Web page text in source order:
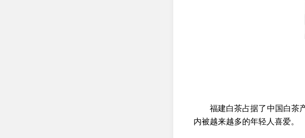
福建白茶占据了中国白茶
内被越来越多的年轻人喜爱。